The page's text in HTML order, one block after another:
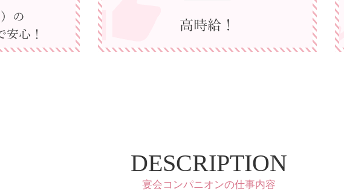
DESCRIPTION
宴会コンパニオンの仕事内容